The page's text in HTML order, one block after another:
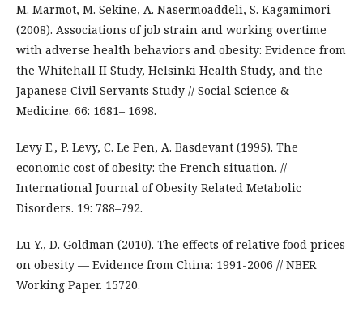
M. Marmot, M. Sekine, A. Nasermoaddeli, S. Kagamimori
(2008). Associations of job strain and working overtime
with adverse health behaviors and obesity: Evidence from
the Whitehall II Study, Helsinki Health Study, and the
Japanese Civil Servants Study // Social Science &
Medicine. 66: 1681– 1698.
Levy E., P. Levy, C. Le Pen, A. Basdevant (1995). The
economic cost of obesity: the French situation. //
International Journal of Obesity Related Metabolic
Disorders. 19: 788–792.
Lu Y., D. Goldman (2010). The effects of relative food prices
on obesity — Evidence from China: 1991-2006 // NBER
Working Paper. 15720.